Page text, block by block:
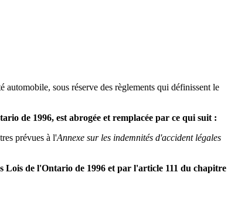
sous réserve des règlements qui définissent le
de 1996, est abrogée et remplacée par ce qui suit :
prévues à l'Annexe sur les indemnités d'accident légales
de l'Ontario de 1996 et par l'article 111 du chapitre